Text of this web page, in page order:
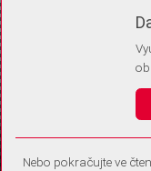
Identifikátor je zcela
Vaše souhlasy a
vás už příště znovu
Nebo pokračujte ve